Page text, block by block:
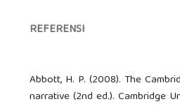
REFERENSI
Abbott, H. P. (2008). The
narrative (2nd ed.). Cambridge